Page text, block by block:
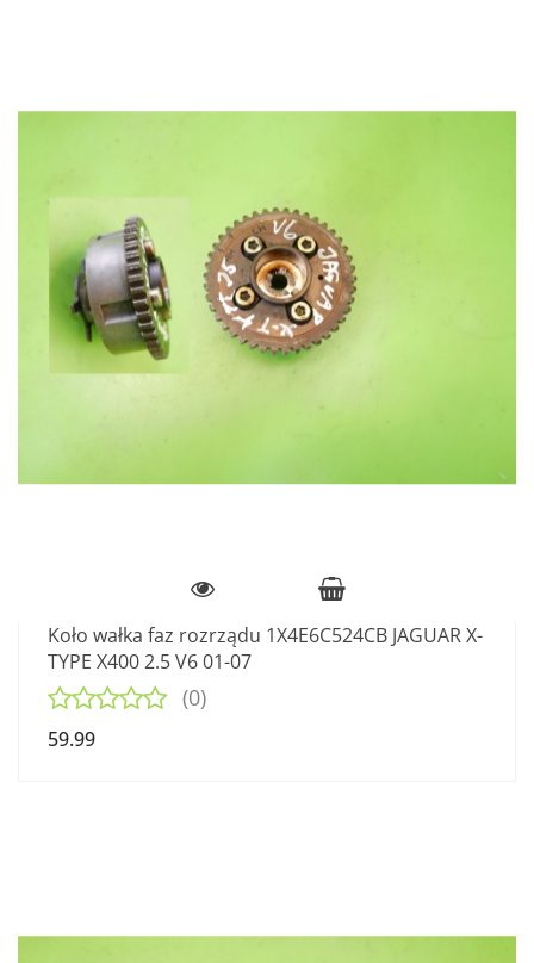
Koło wałka faz rozrządu 1X4E6C524CB JAGUAR X-
TYPE X400 2.5 V6 01-07
(0)
59.99